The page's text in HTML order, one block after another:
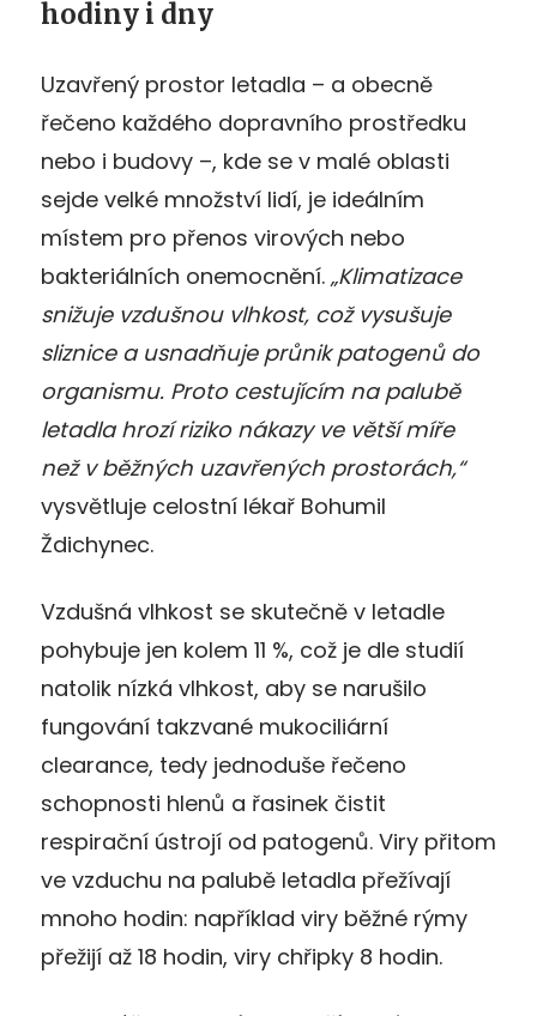
hodiny i dny
Uzavřený prostor letadla – a obecně
řečeno každého dopravního prostředku
nebo i budovy –, kde se v malé oblasti
sejde velké množství lidí, je ideálním
místem pro přenos virových nebo
bakteriálních onemocnění. „Klimatizace
snižuje vzdušnou vlhkost, což vysušuje
sliznice a usnadňuje průnik patogenů do
organismu. Proto cestujícím na palubě
letadla hrozí riziko nákazy ve větší míře
než v běžných uzavřených prostorách,“
vysvětluje celostní lékař Bohumil
Ždichynec.
Vzdušná vlhkost se skutečně v letadle
pohybuje jen kolem 11 %, což je dle studií
natolik nízká vlhkost, aby se narušilo
fungování takzvané mukociliární
clearance, tedy jednoduše řečeno
schopnosti hlenů a řasinek čistit
respirační ústrojí od patogenů. Viry přitom
ve vzduchu na palubě letadla přežívají
mnoho hodin: například viry běžné rýmy
přežijí až 18 hodin, viry chřipky 8 hodin.